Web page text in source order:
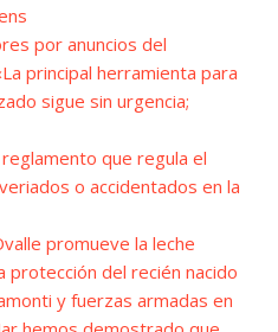
por anuncios del
principal herramienta para
sigue sin urgencia;
que regula el
o accidentados en la
promueve la leche
protección del recién nacido
y fuerzas armadas en